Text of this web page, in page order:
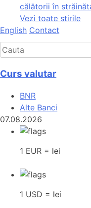
călătorii în
Vezi toate stirile
English Contact
Curs valutar
BNR
Alte Banci
07.08.2026
1 EUR = lei
1 USD = lei